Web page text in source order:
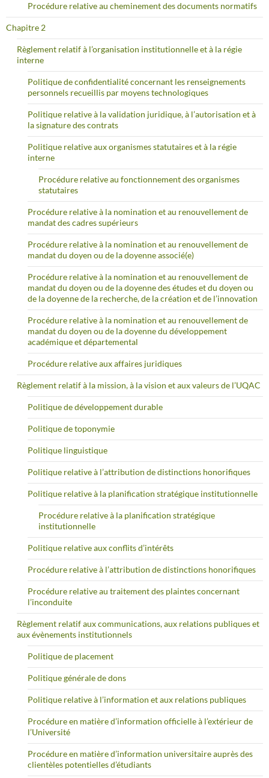
Procédure relative au cheminement des documents normatifs
Chapitre 2
Règlement relatif à l’organisation institutionnelle et à la régie
interne
Politique de confidentialité concernant les renseignements
personnels recueillis par moyens technologiques
Politique relative à la validation juridique, à l’autorisation et à
la signature des contrats
Politique relative aux organismes statutaires et à la régie
interne
Procédure relative au fonctionnement des organismes
statutaires
Procédure relative à la nomination et au renouvellement de
mandat des cadres supérieurs
Procédure relative à la nomination et au renouvellement de
mandat du doyen ou de la doyenne associé(e)
Procédure relative à la nomination et au renouvellement de
mandat du doyen ou de la doyenne des études et du doyen ou
de la doyenne de la recherche, de la création et de l’innovation
Procédure relative à la nomination et au renouvellement de
mandat du doyen ou de la doyenne du développement
académique et départemental
Procédure relative aux affaires juridiques
Règlement relatif à la mission, à la vision et aux valeurs de l’UQAC
Politique de développement durable
Politique de toponymie
Politique linguistique
Politique relative à l’attribution de distinctions honorifiques
Politique relative à la planification stratégique institutionnelle
Procédure relative à la planification stratégique
institutionnelle
Politique relative aux conflits d’intérêts
Procédure relative à l’attribution de distinctions honorifiques
Procédure relative au traitement des plaintes concernant
l’inconduite
Règlement relatif aux communications, aux relations publiques et
aux évènements institutionnels
Politique de placement
Politique générale de dons
Politique relative à l’information et aux relations publiques
Procédure en matière d’information officielle à l’extérieur de
l’Université
Procédure en matière d’information universitaire auprès des
clientèles potentielles d’étudiants